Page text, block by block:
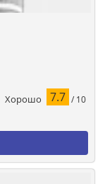
Хорошо 7.7 / 10